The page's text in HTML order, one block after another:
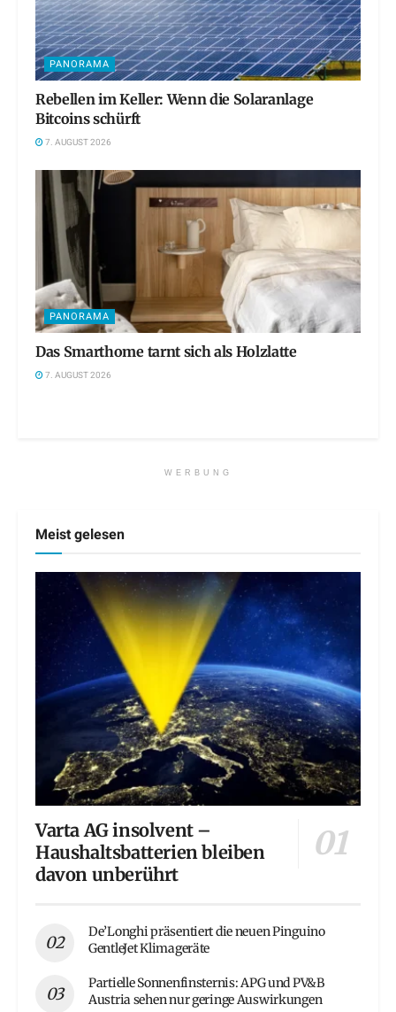
PANORAMA
Rebellen im Keller: Wenn die Solaranlage
Bitcoins schürft
7. AUGUST 2026
PANORAMA
Das Smarthome tarnt sich als Holzlatte
7. AUGUST 2026
WERBUNG
Meist gelesen
Varta AG insolvent –
Haushaltsbatterien bleiben
davon unberührt
De’Longhi präsentiert die neuen Pinguino
GentleJet Klimageräte
Partielle Sonnenfinsternis: APG und PV&B
Austria sehen nur geringe Auswirkungen